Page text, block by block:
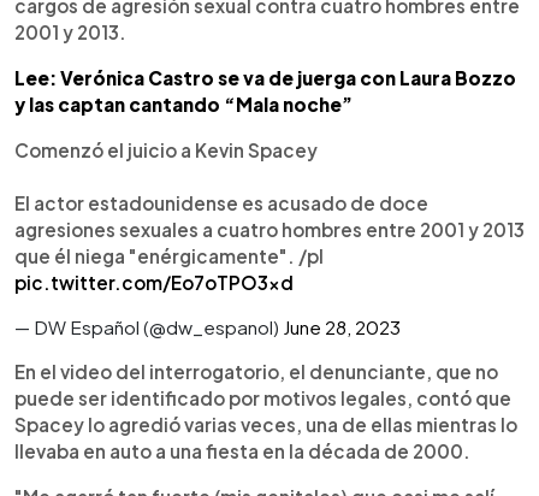
cargos de agresión sexual contra cuatro hombres entre
2001 y 2013.
Lee: Verónica Castro se va de juerga con Laura Bozzo
y las captan cantando “Mala noche”
Comenzó el juicio a Kevin Spacey
El actor estadounidense es acusado de doce
agresiones sexuales a cuatro hombres entre 2001 y 2013
que él niega "enérgicamente". /pl
pic.twitter.com/Eo7oTPO3xd
— DW Español (@dw_espanol) June 28, 2023
En el video del interrogatorio, el denunciante, que no
puede ser identificado por motivos legales, contó que
Spacey lo agredió varias veces, una de ellas mientras lo
llevaba en auto a una fiesta en la década de 2000.